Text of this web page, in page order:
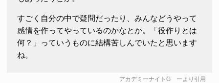
すごく自分の中で疑問だったり、みんなどうやって
感情を作ってやっているのかなとか。「役作りとは
何？」っていうものに結構苦しんでいたと思います
ね。
アカデミーナイトGーより引用